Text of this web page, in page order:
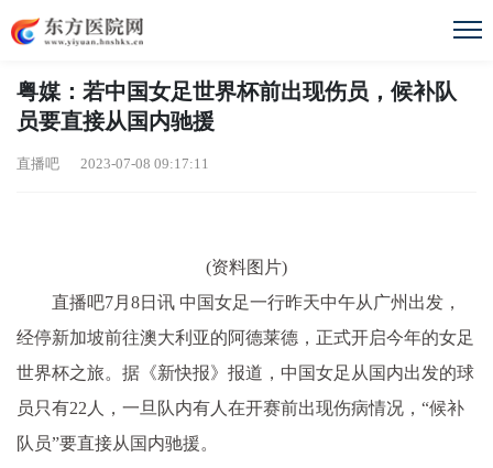
粤媒：若中国女足世界杯前出现伤员，候补队
员要直接从国内驰援
直播吧 2023-07-08 09:17:11
(资料图片)
直播吧7月8日讯 中国女足一行昨天中午从广州出发，
经停新加坡前往澳大利亚的阿德莱德，正式开启今年的女足
世界杯之旅。据《新快报》报道，中国女足从国内出发的球
员只有22人，一旦队内有人在开赛前出现伤病情况，“候补
队员”要直接从国内驰援。